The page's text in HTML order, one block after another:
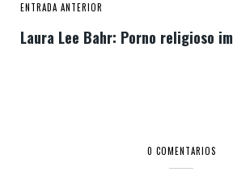
ENTRADA ANTERIOR
Laura Lee Bahr: Porno religioso
0 COMENTARIOS